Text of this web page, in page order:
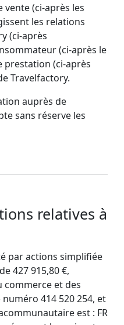
vente (ci-après les
les relations
(ci-après
(ci-après le
prestation (ci-après
Travelfactory.
auprès de
sans réserve les
relatives à
par actions simplifiée
427 915,80 €,
et des
414 520 254, et
est : FR